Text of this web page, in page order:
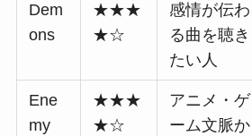
Dem
ons
★★★
★☆
感情が伝わ
る曲を聴き
たい人
Ene
my
★★★
★☆
アニメ・ゲ
ーム文脈か